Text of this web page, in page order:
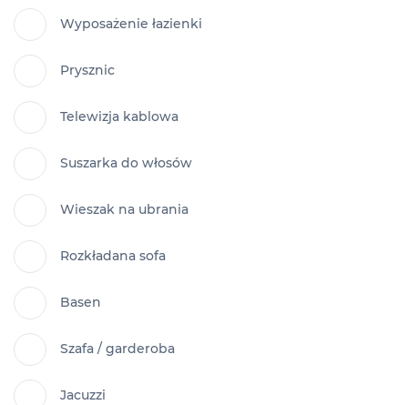
Wyposażenie łazienki
Prysznic
Telewizja kablowa
Suszarka do włosów
Wieszak na ubrania
Rozkładana sofa
Basen
Szafa / garderoba
Jacuzzi